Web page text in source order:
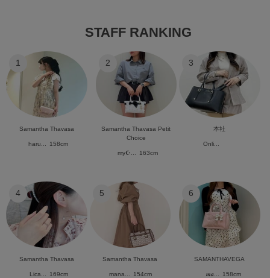
STAFF RANKING
1
Samantha Thavasa
haru... 158cm
2
Samantha Thavasa Petit
Choice
my☪︎... 163cm
3
本社
Onli...
4
Samantha Thavasa
Lica... 169cm
5
Samantha Thavasa
mana... 154cm
6
SAMANTHAVEGA
𝒎𝒂... 158cm